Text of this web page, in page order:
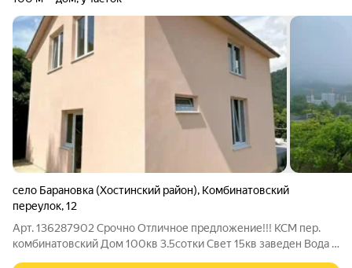
село Барановка (Хостинский район), Комбинатовский
переулок,12
Арт. 136287902 Срочно Отличное предложение!!! КСМ пер.
комбинатовский Дом 100кв 3.5сотки Свет 15кв заведен Вода в